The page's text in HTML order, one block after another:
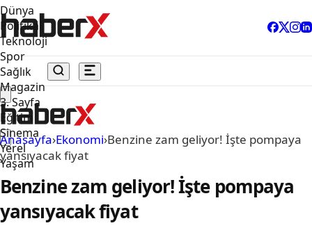
Dünya
Politika
Teknoloji
Spor
Sağlık
Magazin
3. Sayfa
Eğitim
Sinema
Yerel
Yaşam
Anasayfa›Ekonomi›Benzine zam geliyor! İşte pompaya
yansıyacak fiyat
Benzine zam geliyor! İşte pompaya
yansıyacak fiyat